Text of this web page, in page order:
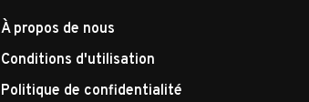
À propos de nous
Conditions d'utilisation
Politique de confidentialité